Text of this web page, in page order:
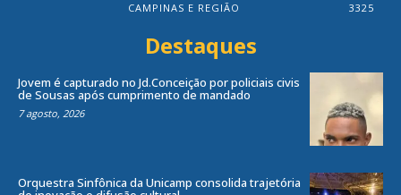
CAMPINAS E REGIÃO
3325
Destaques
Jovem é capturado no Jd.Conceição por policiais civis
de Sousas após cumprimento de mandado
7 agosto, 2026
Orquestra Sinfônica da Unicamp consolida trajetória